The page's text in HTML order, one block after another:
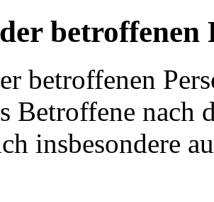
betroffenen
betroffenen
Betroffene nach
insbesondere